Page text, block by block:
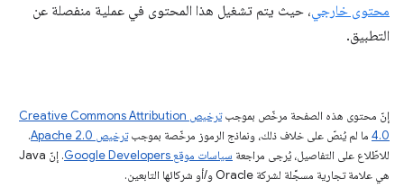
محتوى خارجي، حيث يتم تشغيل هذا المحتوى في عملية منفصلة عن
التطبيق.
إنّ محتوى هذه الصفحة مرخّص بموجب
ترخيص Creative Commons Attribution
4.0‏ ما لم يُنصّ على خلاف ذلك، ونماذج الرموز مرخّصة بموجبترخيص Apache 2.0‏
.
للاطّلاع على التفاصيل، يُرجى مراجعة سياسات موقع Google Developers‏
. إنّ Java
هي علامة تجارية مسجَّلة لشركة Oracle و/أو شركائها التابعين.